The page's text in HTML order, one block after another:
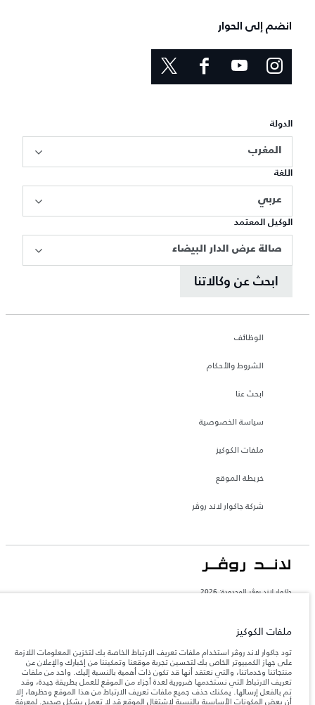
انضم إلى الحوار
الدولة
المغرب
اللغة
عربي
الوكيل المعتمد
صالة عرض الدار البيضاء
ابحث عن وكالاتنا
الوظائف
الشروط والأحكام
ابحث عنا
سياسة الخصوصية
ملفات الكوكيز
خريطة الموقع
شركة جاكوار لاند روڤر
جاكوار لاند روڨر المحدودة: 2026
تعكس الأوزان المذكورة مواصفات السيارة القياسية. سوف تؤثر الإكسسوارات وغيرها من
العناصر المثبتة بعد نقطة التصنيع في الحمولة. تأكد من عدم تجاوز الوزن الإجمالي للسيارة
والحمولة.
المعلومات والمواصفات والأسعار والألوان المذكورة على هذا الموقع قد تختلف من بلد إلى
آخر، كما أنّها قد تتغير بدون إشعار مسبق. الرجاء التواصل مع وكيلنا المحلي للتأكد من توفّرها
ملفات الكوكيز
تود جاكوار لاند روڤر استخدام ملفات تعريف الارتباط الخاصة بك لتخزين المعلومات اللازمة
على جهاز الكمبيوتر الخاص بك لتحسين تجربة موقعنا وتمكيننا من إخبارك والإعلان عن
منتجاتنا وخدماتنا، والتي نعتقد أنها قد تكون ذات أهمية بالنسبة إليك. واحد من ملفات
تعريف الارتباط التي نستخدمها ضرورية لعدة أجزاء من الموقع للعمل بطريقة جيدة، وقد
تم بالفعل إرسالها. يمكنك حذف جميع ملفات تعريف الارتباط من هذا الموقع وحظرها، إلا
أن بعض المكونات الأساسية بالنسبة لاشتغال الموقع قد لا تعمل بشكل صحيح. لمعرفة